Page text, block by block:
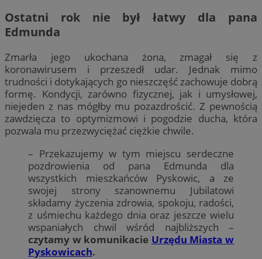
Ostatni rok nie był łatwy dla pana
Edmunda
Zmarła jego ukochana żona, zmagał się z
koronawirusem i przeszedł udar. Jednak mimo
trudności i dotykających go nieszczęść zachowuje dobrą
formę. Kondycji, zarówno fizycznej, jak i umysłowej,
niejeden z nas mógłby mu pozazdrościć. Z pewnością
zawdzięcza to optymizmowi i pogodzie ducha, która
pozwala mu przezwyciężać ciężkie chwile.
– Przekazujemy w tym miejscu serdeczne
pozdrowienia od pana Edmunda dla
wszystkich mieszkańców Pyskowic, a ze
swojej strony szanownemu Jubilatowi
składamy życzenia zdrowia, spokoju, radości,
z uśmiechu każdego dnia oraz jeszcze wielu
wspaniałych chwil wśród najbliższych –
czytamy w komunikacie Urzędu Miasta w
Pyskowicach.